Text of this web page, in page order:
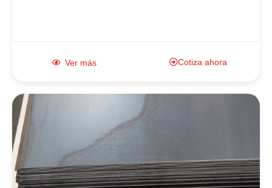
Ver más Cotiza ahora
Enlace al
producto